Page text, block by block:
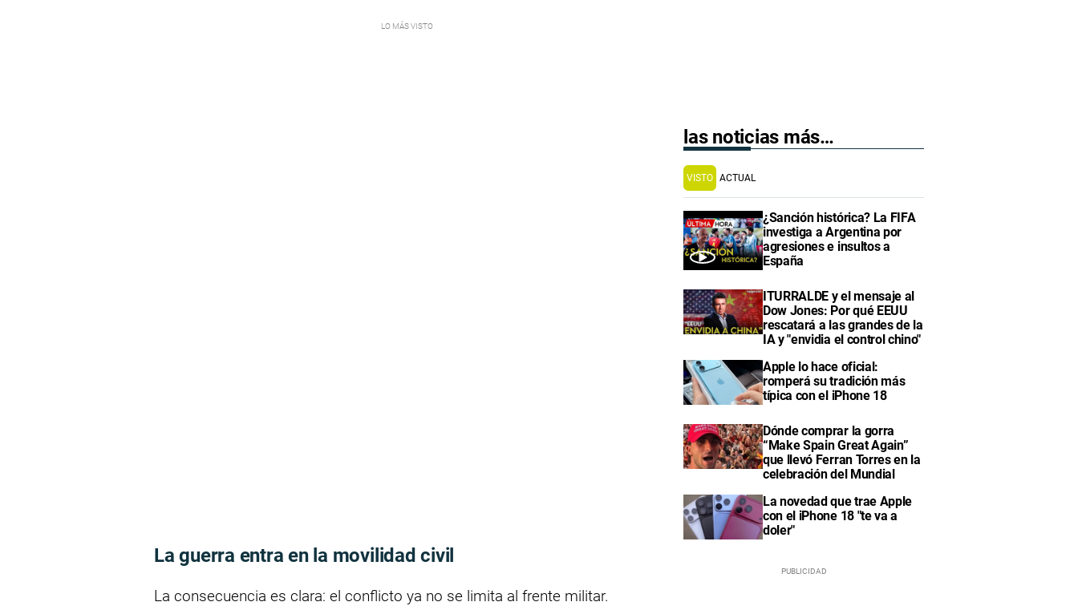
La guerra entra en la movilidad civil
La consecuencia es clara: el conflicto ya no se limita al frente militar.
las noticias más…
VISTO ACTUAL
¿Sanción histórica? La FIFA
investiga a Argentina por
agresiones e insultos a
España
ITURRALDE y el mensaje al
Dow Jones: Por qué EEUU
rescatará a las grandes de la
IA y "envidia el control chino"
Apple lo hace oficial:
romperá su tradición más
típica con el iPhone 18
Dónde comprar la gorra
“Make Spain Great Again”
que llevó Ferran Torres en la
celebración del Mundial
La novedad que trae Apple
con el iPhone 18 "te va a
doler"